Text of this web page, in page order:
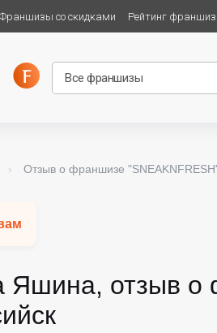
Франшизы со скидками Рейтинг франшиз
› Отзыв о франшизе
Яшина, отзыв о